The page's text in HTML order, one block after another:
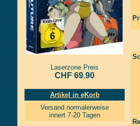
Laserzone Preis
CHF 69.90
Artikel in eKorb
Versand normalerweise
innert 7-20 Tagen